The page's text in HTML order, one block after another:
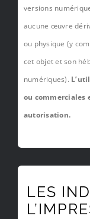
versions
aucune œuvre
ou physique (y
cet objet et son
numériques).
ou
autorisation.
LES